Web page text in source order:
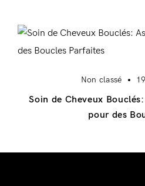
Non classé
Soin de Cheveux
pour des